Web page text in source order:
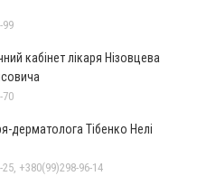
99
кабінет лікаря Нізовцева
70
дерматолога Тібенко Нелі
+380(99)298-96-14